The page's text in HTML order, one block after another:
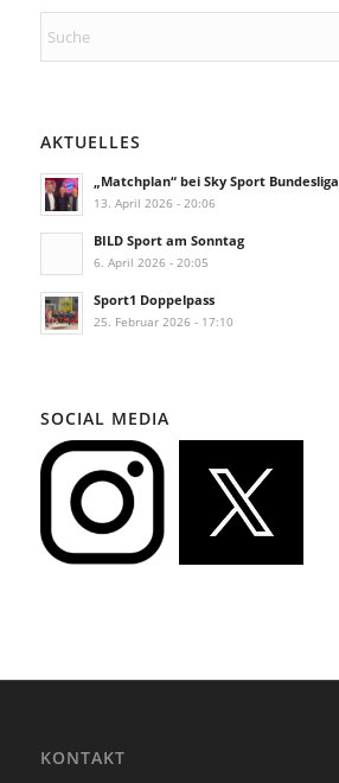
AKTUELLES
„Matchplan“ bei Sky Sport Bundesliga
13. April 2026 - 20:06
BILD Sport am Sonntag
6. April 2026 - 20:05
Sport1 Doppelpass
25. Februar 2026 - 17:10
SOCIAL MEDIA
KONTAKT